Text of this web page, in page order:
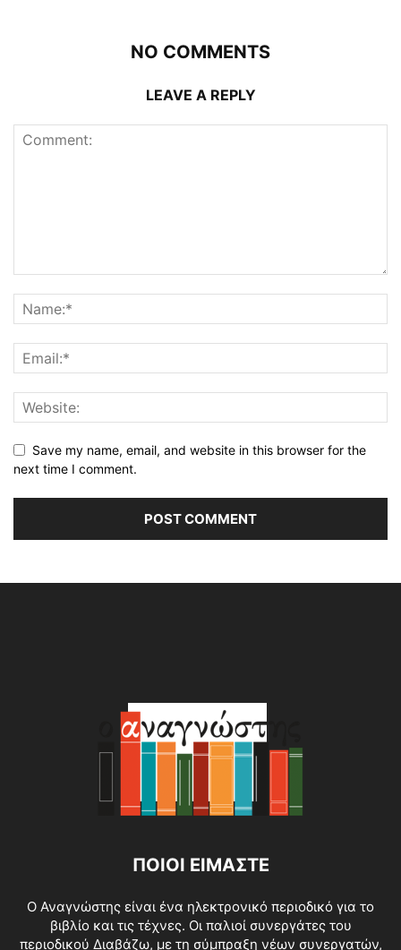
NO COMMENTS
LEAVE A REPLY
Save my name, email, and website in this browser for the
next time I comment.
ΠΟΙΟΙ ΕΙΜΑΣΤΕ
O Αναγνώστης είναι ένα ηλεκτρονικό περιοδικό για το
βιβλίο και τις τέχνες. Οι παλιοί συνεργάτες του
περιοδικού Διαβάζω, με τη σύμπραξη νέων συνεργατών,